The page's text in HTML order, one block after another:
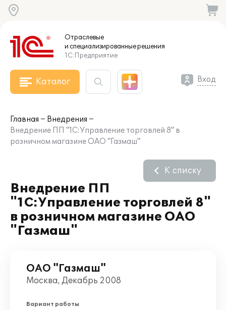
Отраслевые
и специализированныерешения
1С:Предприятие
Каталог Вход
Главная
Внедрения
Внедрение ПП "1С:Управление торговлей 8" в
розничном магазине ОАО "Газмаш"
Внедрение ПП
"1С:Управление торговлей 8"
в розничном магазине ОАО
"Газмаш"
К списку
ОАО "Газмаш"
Москва, Декабрь 2008
Вариант работы